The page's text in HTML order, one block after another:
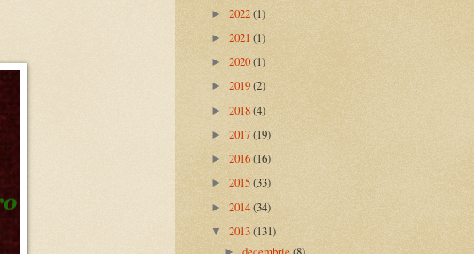
► 2022(1)
► 2021 (1)
► 2020(1)
► 2019(2)
► 2018(4)
► 2017(19)
► 2016(16)
► 2015(33)
► 2014(34)
▼ 2013(131)